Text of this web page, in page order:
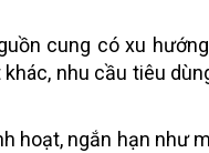
cung có xu
nhu cầu tiêu
hoạt, ngắn hạn như